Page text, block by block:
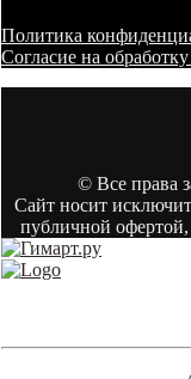
Политика
Согласие на
© Все права
Сайт носит
публичной